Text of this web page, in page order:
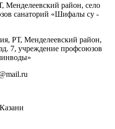
Менделеевский район, село
санаторий «Шифалы су -
РТ, Менделеевский район,
7, учреждение профсоюзов